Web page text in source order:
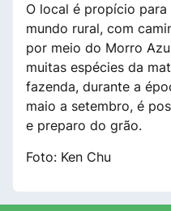
O local é propício
mundo rural, com
por meio do Morro
muitas espécies da
fazenda, durante a
maio a setembro, é
e preparo do grão.
Foto: Ken Chu